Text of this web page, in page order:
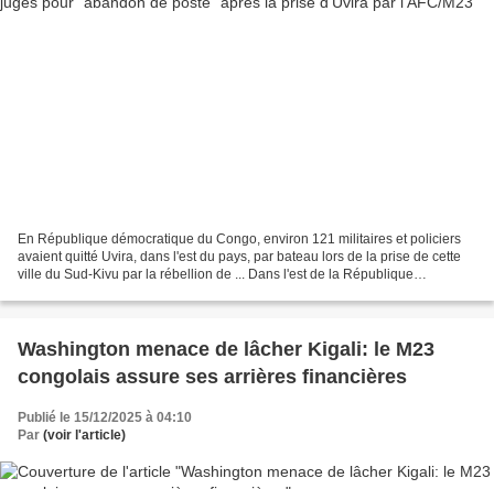
En République démocratique du Congo, environ 121 militaires et policiers
avaient quitté Uvira, dans l'est du pays, par bateau lors de la prise de cette
ville du Sud-Kivu par la rébellion de ... Dans l'est de la République
Washington menace de lâcher Kigali: le M23
congolais assure ses arrières financières
Publié le 15/12/2025 à 04:10
Par (voir l'article)